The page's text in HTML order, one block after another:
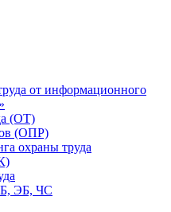
от информационного
(ОТ)
(ОПР)
охраны труда
ЭБ, ЧС